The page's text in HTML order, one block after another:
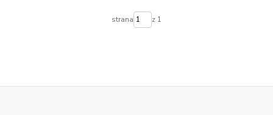
strana z 1